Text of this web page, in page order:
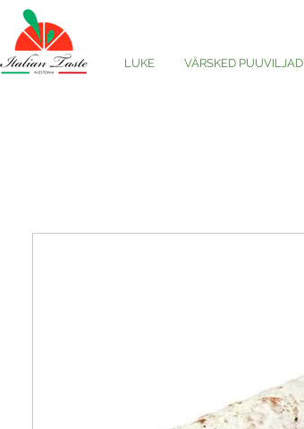
LUKE VÄRSKED PUUVILJAD